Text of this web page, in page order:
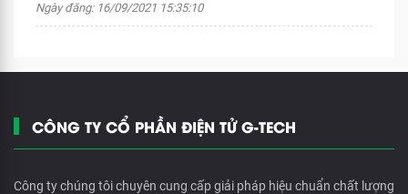
Ngày đăng: 16/09/2021 15:35:10
CÔNG TY CỔ PHẦN ĐIỆN TỬ G-TECH
Công ty chúng tôi chuyên cung cấp giải pháp hiệu chuẩn chất lượng